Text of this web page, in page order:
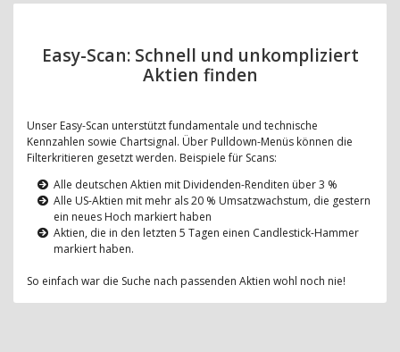
Easy-Scan: Schnell und unkompliziert
Aktien finden
Unser Easy-Scan unterstützt fundamentale und technische
Kennzahlen sowie Chartsignal. Über Pulldown-Menüs können die
Filterkritieren gesetzt werden. Beispiele für Scans:
Alle deutschen Aktien mit Dividenden-Renditen über 3 %
Alle US-Aktien mit mehr als 20 % Umsatzwachstum, die gestern
ein neues Hoch markiert haben
Aktien, die in den letzten 5 Tagen einen Candlestick-Hammer
markiert haben.
So einfach war die Suche nach passenden Aktien wohl noch nie!